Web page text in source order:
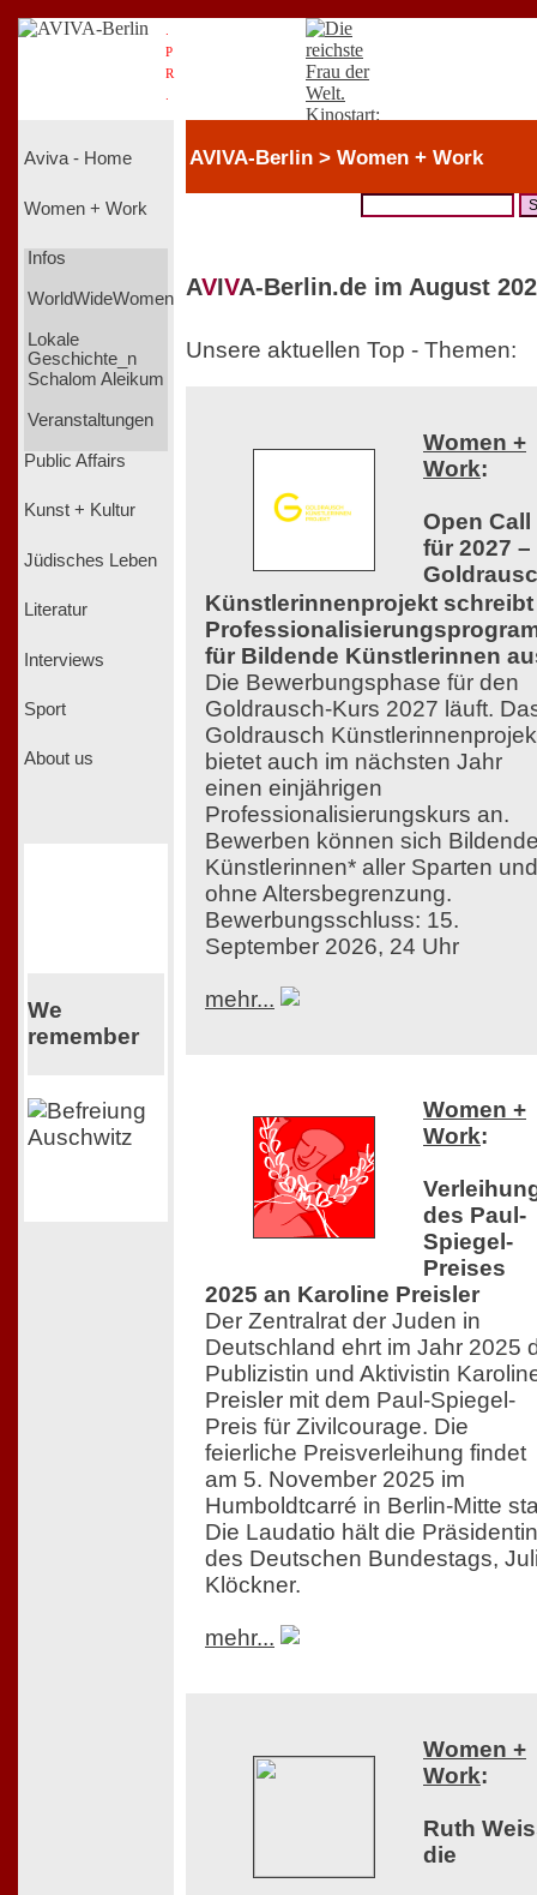
P
R
Aviva - Home
Women + Work
Infos
WorldWideWomen
Lokale
Geschichte_n
Schalom Aleikum
Veranstaltungen
Public Affairs
Kunst + Kultur
Jüdisches Leben
Literatur
Interviews
Sport
About us
We
remember
AVIVA-Berlin > Women + Work
AVIVA-Berlin.de im August
Unsere aktuellen Top - Themen:
Women +
Work:
Open Call
für 2027 –
Künstlerinnenprojekt schreibt
für Bildende Künstlerinnen
Die Bewerbungsphase für den
Goldrausch-Kurs 2027 läuft.
Goldrausch
bietet auch im nächsten Jahr
einen einjährigen
Professionalisierungskurs an.
Bewerben können sich
Künstlerinnen* aller Sparten und
ohne Altersbegrenzung.
Bewerbungsschluss: 15.
September 2026, 24 Uhr
mehr...
Women +
Work:
des Paul-
Spiegel-
Preises
2025 an Karoline Preisler
Der Zentralrat der Juden in
Deutschland ehrt im Jahr 2025
Publizistin und Aktivistin
Preisler mit dem Paul-Spiegel-
Preis für Zivilcourage. Die
feierliche Preisverleihung findet
am 5. November 2025 im
Humboldtcarré in Berlin-Mitte
Die Laudatio hält die Präsidentin
des Deutschen Bundestags,
Klöckner.
mehr...
Women +
Work:
Ruth
die